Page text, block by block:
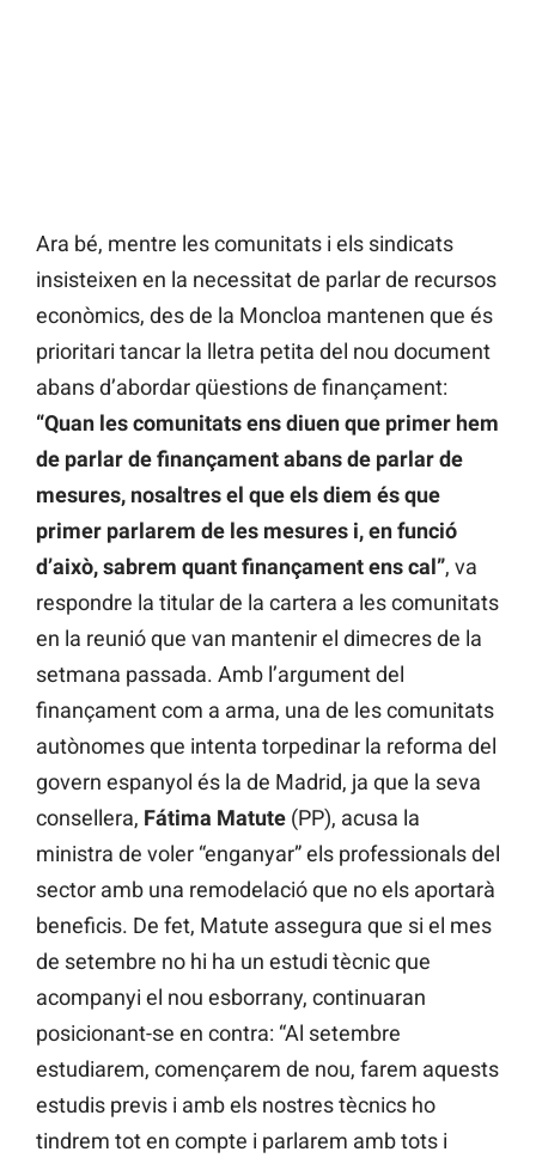
Ara bé, mentre les comunitats i els sindicats
insisteixen en la necessitat de parlar de recursos
econòmics, des de la Moncloa mantenen que és
prioritari tancar la lletra petita del nou document
abans d’abordar qüestions de finançament:
“Quan les comunitats ens diuen que primer hem
de parlar de finançament abans de parlar de
mesures, nosaltres el que els diem és que
primer parlarem de les mesures i, en funció
d’això, sabrem quant finançament ens cal”, va
respondre la titular de la cartera a les comunitats
en la reunió que van mantenir el dimecres de la
setmana passada. Amb l’argument del
finançament com a arma, una de les comunitats
autònomes que intenta torpedinar la reforma del
govern espanyol és la de Madrid, ja que la seva
consellera, Fátima Matute (PP), acusa la
ministra de voler “enganyar” els professionals del
sector amb una remodelació que no els aportarà
beneficis. De fet, Matute assegura que si el mes
de setembre no hi ha un estudi tècnic que
acompanyi el nou esborrany, continuaran
posicionant-se en contra: “Al setembre
estudiarem, començarem de nou, farem aquests
estudis previs i amb els nostres tècnics ho
tindrem tot en compte i parlarem amb tots i